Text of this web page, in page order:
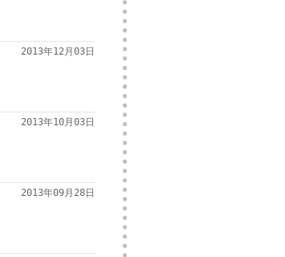
2013年12月03日
2013年10月03日
2013年09月28日